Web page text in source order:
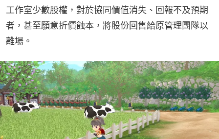
工作室少數股權，對於協同價值消失、回報不及預期
者，甚至願意折價蝕本，將股份回售給原管理團隊以
離場。